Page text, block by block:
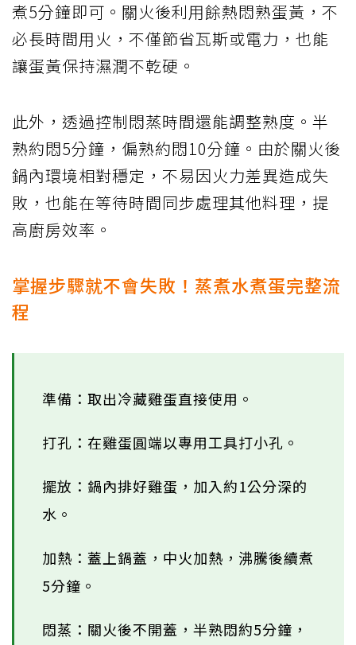
煮5分鐘即可。關火後利用餘熱悶熟蛋黃，不
必長時間用火，不僅節省瓦斯或電力，也能
讓蛋黃保持濕潤不乾硬。
此外，透過控制悶蒸時間還能調整熟度。半
熟約悶5分鐘，偏熟約悶10分鐘。由於關火後
鍋內環境相對穩定，不易因火力差異造成失
敗，也能在等待時間同步處理其他料理，提
高廚房效率。
掌握步驟就不會失敗！蒸煮水煮蛋完整流
程
準備：取出冷藏雞蛋直接使用。
打孔：在雞蛋圓端以專用工具打小孔。
擺放：鍋內排好雞蛋，加入約1公分深的
水。
加熱：蓋上鍋蓋，中火加熱，沸騰後續煮
5分鐘。
悶蒸：關火後不開蓋，半熟悶約5分鐘，